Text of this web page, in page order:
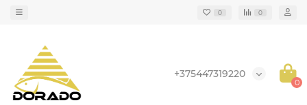
0 0
+375447319220
0